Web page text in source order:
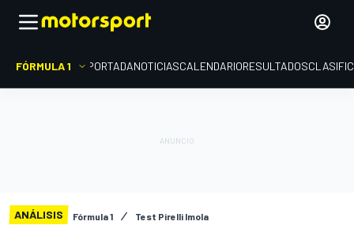
FÓRMULA 1 PORTADANOTICIASCALENDARIORESULTADOS
ANÁLISIS Fórmula 1 Test Pirelli Imola